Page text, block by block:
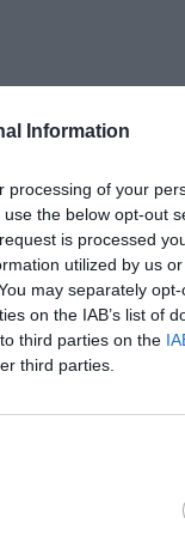
Information
processing of your
the below opt-out
is processed
utilized by us
may separately
on the IAB’s list of
third parties on the
third parties.
a